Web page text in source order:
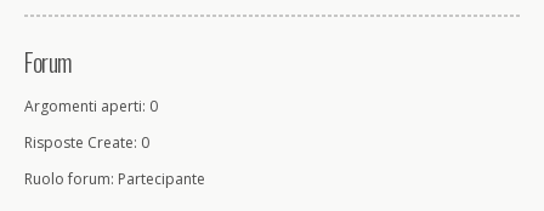
Forum
Argomenti aperti: 0
Risposte Create: 0
Ruolo forum: Partecipante